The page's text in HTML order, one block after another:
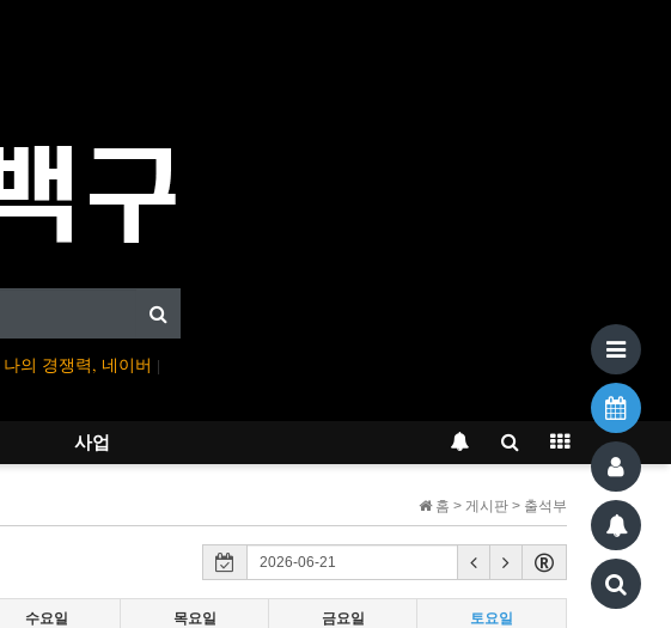
나의 경쟁력, 네이버 |
사업
홈 > 게시판 > 출석부
수요일 목요일 금요일 토요일